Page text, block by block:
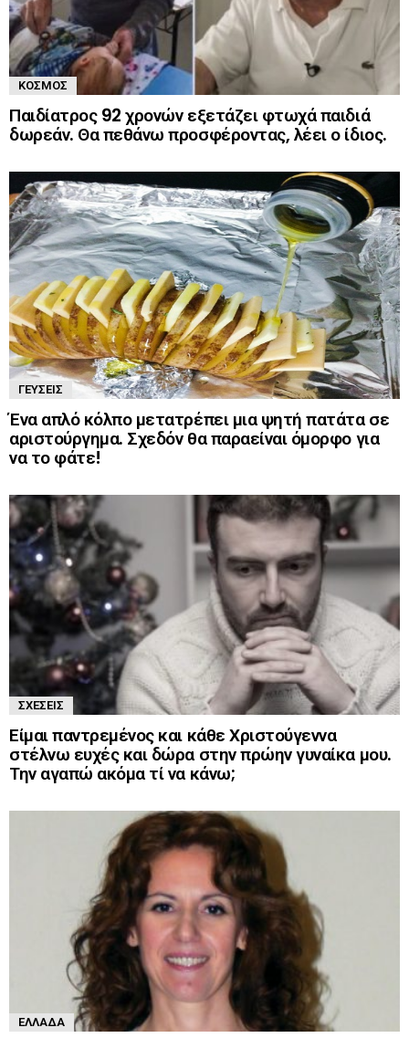
ΚΌΣΜΟΣ
Παιδίατρος 92 χρονών εξετάζει φτωχά παιδιά
δωρεάν. Θα πεθάνω προσφέροντας, λέει ο ίδιος.
ΓΕΎΣΕΙΣ
Ένα απλό κόλπο μετατρέπει μια ψητή πατάτα σε
αριστούργημα. Σχεδόν θα παραείναι όμορφο για
να το φάτε!
ΣΧΈΣΕΙΣ
Είμαι παντρεμένος και κάθε Χριστούγεννα
στέλνω ευχές και δώρα στην πρώην γυναίκα μου.
Την αγαπώ ακόμα τί να κάνω;
ΕΛΛΆΔΑ